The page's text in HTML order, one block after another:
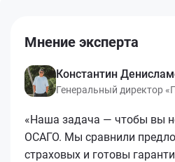
Мнение эксперта
Константин
Генеральный директор
«Наша задача — чтобы вы
ОСАГО. Мы сравнили
страховых и готовы